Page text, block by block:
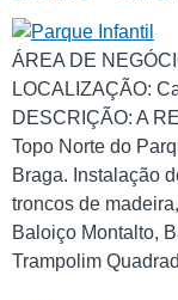
ÁREA DE
LOCALIZAÇÃO:
DESCRIÇÃO: A
Topo Norte do
Braga. Instalação
troncos de
Baloiço Montalto,
Trampolim